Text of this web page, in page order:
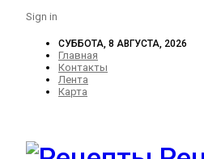
Sign in
СУББОТА, 8 АВГУСТА, 2026
Главная
Контакты
Лента
Карта